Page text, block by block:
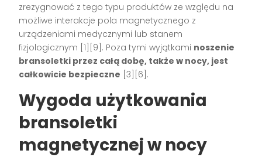
zrezygnować z tego typu produktów ze względu na
możliwe interakcje pola magnetycznego z
urządzeniami medycznymi lub stanem
fizjologicznym [1][9] . Poza tymi wyjątkami noszenie
bransoletki przez całą dobę, także w nocy, jest
całkowicie bezpieczne [3][6] .
Wygoda użytkowania
bransoletki
magnetycznej w nocy